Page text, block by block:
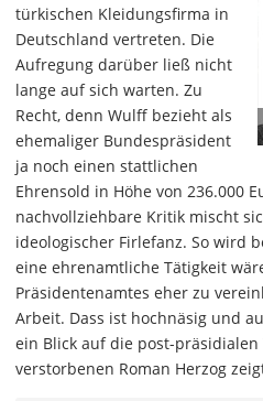
türkischen Kleidungsfirma in
Deutschland vertreten. Die
Aufregung darüber ließ nicht
lange auf sich warten. Zu
Recht, denn Wulff bezieht als
ehemaliger Bundespräsident
ja noch einen stattlichen
Ehrensold in Höhe von 236.000
nachvollziehbare Kritik mischt
ideologischer Firlefanz. So wird
eine ehrenamtliche Tätigkeit
Präsidentenamtes eher zu
Arbeit. Dass ist hochnäsig und
ein Blick auf die post-
verstorbenen Roman Herzog